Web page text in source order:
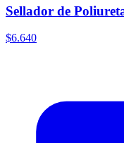
Sellador de
$6.640